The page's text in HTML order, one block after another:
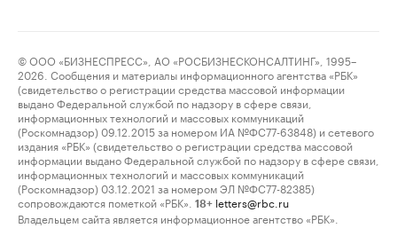
© ООО «БИЗНЕСПРЕСС», АО «РОСБИЗНЕСКОНСАЛТИНГ», 1995–
2026. Сообщения и материалы информационного агентства «РБК»
(свидетельство о регистрации средства массовой информации
выдано Федеральной службой по надзору в сфере связи,
информационных технологий и массовых коммуникаций
(Роскомнадзор) 09.12.2015 за номером ИА №ФС77-63848) и сетевого
издания «РБК» (свидетельство о регистрации средства массовой
информации выдано Федеральной службой по надзору в сфере связи,
информационных технологий и массовых коммуникаций
(Роскомнадзор) 03.12.2021 за номером ЭЛ №ФС77-82385)
сопровождаются пометкой «РБК».
18+ letters@rbc.ru
Владельцем сайта является информационное агентство «РБК».